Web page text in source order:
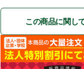
この商品に関し